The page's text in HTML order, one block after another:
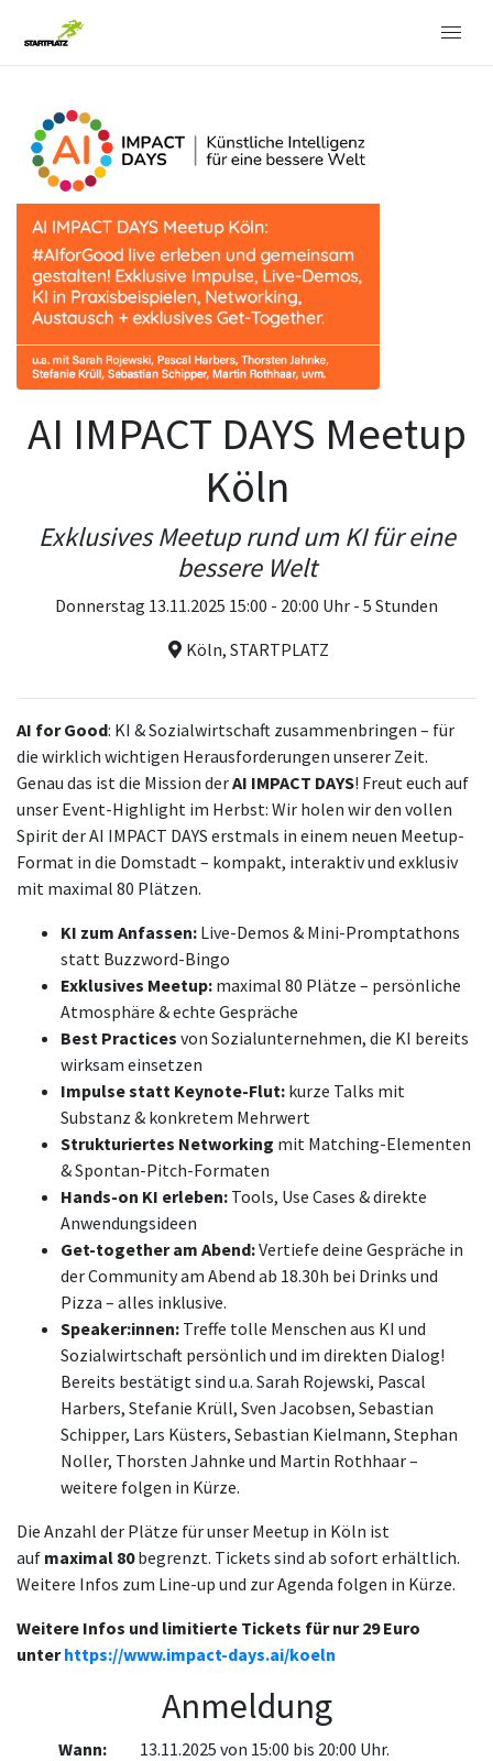
AI IMPACT DAYS Meetup
Köln
Exklusives Meetup rund um KI für eine
bessere Welt
Donnerstag 13.11.2025 15:00 - 20:00 Uhr - 5 Stunden
Köln, STARTPLATZ
AI for Good: KI & Sozialwirtschaft zusammenbringen – für
die wirklich wichtigen Herausforderungen unserer Zeit.
Genau das ist die Mission derAI IMPACT DAYS! Freut euch auf
unser Event-Highlight im Herbst: Wir holen wir den vollen
Spirit der AI IMPACT DAYS erstmals in einem neuen Meetup-
Format in die Domstadt – kompakt, interaktiv und exklusiv
mit maximal 80 Plätzen.
KI zum Anfassen: Live-Demos & Mini-Promptathons
statt Buzzword-Bingo
Exklusives Meetup: maximal 80 Plätze – persönliche
Atmosphäre & echte Gespräche
Best Practices von Sozialunternehmen, die KI bereits
wirksam einsetzen
Impulse statt Keynote-Flut: kurze Talks mit
Substanz & konkretem Mehrwert
Strukturiertes Networking mit Matching-Elementen
& Spontan-Pitch-Formaten
Hands-on KI erleben: Tools, Use Cases & direkte
Anwendungsideen
Get-together am Abend:Vertiefe deine Gespräche in
der Community am Abend ab 18.30h bei Drinks und
Pizza – alles inklusive.
Speaker:innen: Treffe tolle Menschen aus KI und
Sozialwirtschaft persönlich und im direkten Dialog!
Bereits bestätigt sind u.a. Sarah Rojewski, Pascal
Harbers, Stefanie Krüll, Sven Jacobsen, Sebastian
Schipper, Lars Küsters, Sebastian Kielmann, Stephan
Noller, Thorsten Jahnke und Martin Rothhaar –
weitere folgen in Kürze.
Die Anzahl der Plätze für unser Meetup in Köln ist
auf maximal 80begrenzt. Tickets sind ab sofort erhältlich.
Weitere Infos zum Line-up und zur Agenda folgen in Kürze.
Weitere Infos und limitierte Tickets für nur 29 Euro
unterhttps://www.impact-days.ai/koeln
Anmeldung
Wann:
13.11.2025 von 15:00 bis 20:00 Uhr.